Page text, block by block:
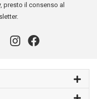
, presto il consenso al